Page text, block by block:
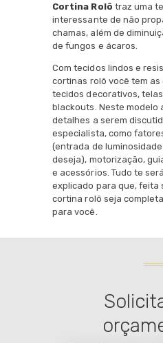
Cortina Rolô traz uma
interessante de não
chamas, além de
de fungos e ácaros.
Com tecidos lindos e
cortinas rolô você tem as
tecidos decorativos,
blackouts. Neste modelo
detalhes a serem
especialista, como
(entrada de
deseja), motorização,
e acessórios. Tudo te
explicado para que, feita
cortina rolô seja
para você.